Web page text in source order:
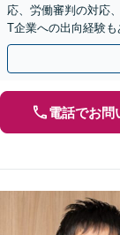
応、労働審判の対応
T企業への出向経験
能です。お気軽にご
電話でお問